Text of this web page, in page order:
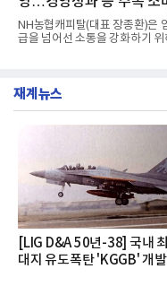
거두었다.이번 신제품은 개발진
전문점을 직접 찾아 다니며 최적
했다. 자극적이지 않으면서도 깊
개운한 풍미를 더했으며, 국물
서도
NH농협캐피탈(대표 장종환)은
급을 넘어선 소통을 강화하기
영지원부 홍보팀과 2026년 새로
쳐 진행됐다.참고로 새로이(e)
세대들로(과장~계장) 구성된
직문화 혁신과 업무 효율성 향
을 추진하며,새로운 변화와 이
반에 전파하는 역할
재계뉴스
[LIG D&A 50년-38] 국내
대지 유도폭탄 'KGGB' 개발